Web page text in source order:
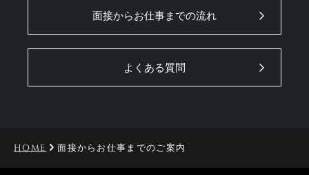
面接からお仕事までの流れ
よくある質問
HOME 面接からお仕事までのご案内